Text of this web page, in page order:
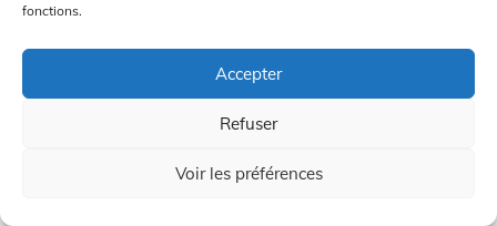
fonctions.
Accepter
Refuser
Voir les préférences
28/05/2024 à 6:15 am